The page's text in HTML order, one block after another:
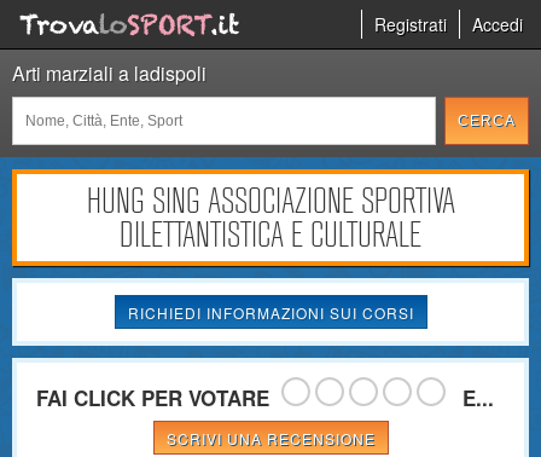
Registrati Accedi
Arti marziali a ladispoli
HUNG SING ASSOCIAZIONE SPORTIVA
DILETTANTISTICA E CULTURALE
RICHIEDI INFORMAZIONI SUI CORSI
FAI CLICK PER VOTARE E...
SCRIVI UNA RECENSIONE